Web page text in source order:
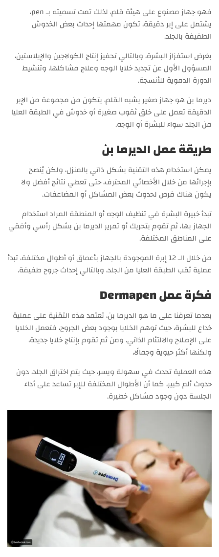
فهو جهاز مصنوع على هيئة قلم، لذلك تمت تسميته بـ pen،
يشتمل على إبر دقيقة، تكون مهمتها إحداث بعض الخدوش
الطفيفة بالجلد.
بغرض استفزاز البشرة، وبالتالي تحفيز إنتاج الكولاجين والإيلاستين،
المسؤول الأول عن تجديد خلايا الوجه وعلاج مشاكلها، وتنشيط
الدورة الدموية للأنسجة.
ديرما بن هو جهاز صغير يشبه القلم، يتكون من مجموعة من الإبر
الدقيقة تعمل على خلق ثقوب صغيرة أو خدوش في الطبقة العليا
من الجلد سواء للبشرة أو الوجه.
طريقة عمل الديرما بن
يمكن استخدام هذه التقنية بشكل ذاتي بالمنزل، ولكن يُنصح
بإجرائها من خلال الأخصائي المحترف، حتى تعطي نتائج أفضل ولا
يكون هناك فرص لحدوث بعض المشاكل أو المضاعفات.
تبدأ خبيرة البشرة في تنظيف الوجه أو المنطقة المراد استخدام
الجهاز بها، ثم تقوم بتحريك أو تمرير الديرما بن بشكل رأسي وأفقي
على المناطق المختلفة.
من خلال الـ 12 إبرة الموجودة بالجهاز بأعماق أو أطوال مختلفة، تبدأ
عملية ثقب الطبقة العليا من الجلد، وبالتالي إحداث جروح طفيفة.
فكرة عمل Dermapen
بعدما تعرفنا على ما هو الديرما بن، تعتمد هذه التقنية على عملية
خداع للبشرة، حيث توهم الخلايا بوجود بعض الجروح، فتعمل الخلايا
على الإصلاح والالتئام الذاتي. ومن ثم تقوم بإنتاج خلايا جديدة،
ولكنها أكثر حيوية وجمالًا،
هذه العملية تحدث في سهولة ويسر، حيث يتم اختراق الجلد، دون
حدوث ألم كبير، كما أن الأطوال المختلفة للإبر تساعد على أداء
الجلسة دون وجود مشاكل خطيرة.